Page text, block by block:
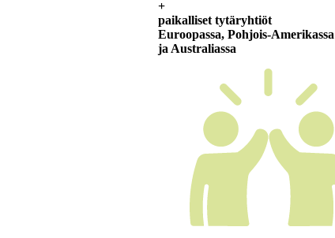
+
paikalliset tytäryhtiöt
Euroopassa, Pohjois-Amerikassa
ja Australiassa